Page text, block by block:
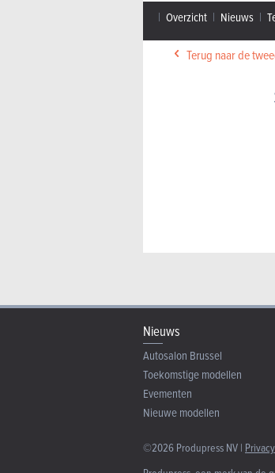
Overzicht Nieuws
Terug naar de
Nieuws
Autosalon Brussel
Toekomstige modellen
Evementen
Nieuwe modellen
©2026 Produpress NV |